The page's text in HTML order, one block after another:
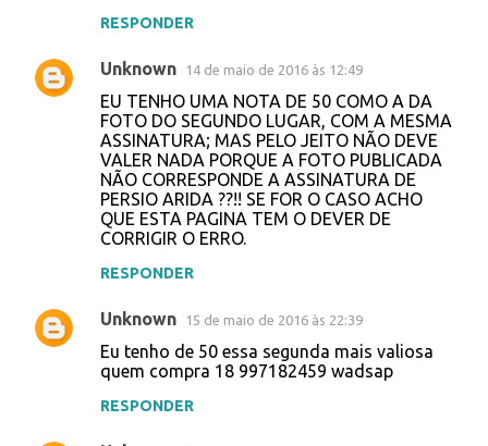
RESPONDER
Unknown 14 de maio de 2016 às 12:49
EU TENHO UMA NOTA DE 50 COMO A DA
FOTO DO SEGUNDO LUGAR, COM A MESMA
ASSINATURA; MAS PELO JEITO NÃO DEVE
VALER NADA PORQUE A FOTO PUBLICADA
NÃO CORRESPONDE A ASSINATURA DE
PERSIO ARIDA ??!! SE FOR O CASO ACHO
QUE ESTA PAGINA TEM O DEVER DE
CORRIGIR O ERRO.
RESPONDER
Unknown 15 de maio de 2016 às 22:39
Eu tenho de 50 essa segunda mais valiosa
quem compra 18 997182459 wadsap
RESPONDER